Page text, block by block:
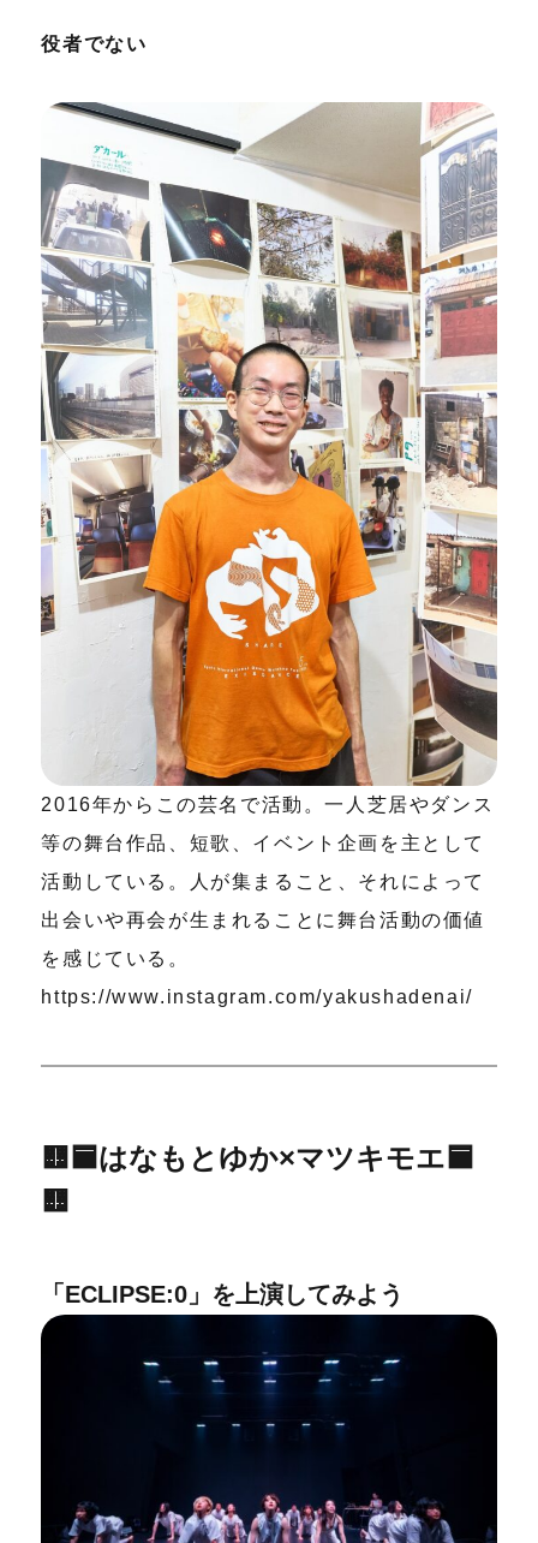
役者でない
2016年からこの芸名で活動。一人芝居やダンス
等の舞台作品、短歌、イベント企画を主として
活動している。人が集まること、それによって
出会いや再会が生まれることに舞台活動の価値
を感じている。
https://www.instagram.com/yakushadenai/
🟨🟦はなもとゆか×マツキモエ🟦
🟨
「ECLIPSE:0」を上演してみよう